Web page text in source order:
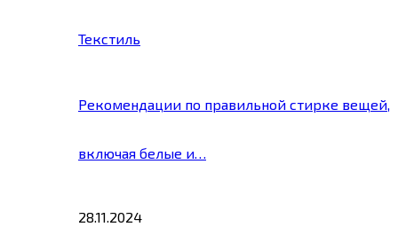
Текстиль
Рекомендации по правильной стирке вещей,
включая белые и…
28.11.2024